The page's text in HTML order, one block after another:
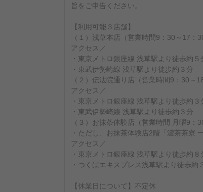
旨をご申告ください。
【利用可能３店舗】
（１）浅草本店（営業時間9：30～17：
アクセス／
・東京メトロ銀座線 浅草駅より徒歩約５
・東武伊勢崎線 浅草駅より徒歩約３分
（２）伝法院通り店（営業時間9：30～
アクセス／
・東京メトロ銀座線 浅草駅より徒歩約３
・東武伊勢崎線 浅草駅より徒歩約３分
（３）お抹茶体験店（営業時間 月曜9
・ただし、お抹茶体験店2階「濃茶茶寮
アクセス／
・東京メトロ銀座線 浅草駅より徒歩約８
・つくばエキスプレス浅草駅より徒歩約
【休業日について】不定休